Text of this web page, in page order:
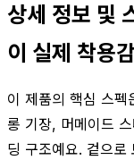
상세 정보 및
이 실제 착용
이 제품의 핵심 스펙
롱 기장, 머메이드
딩 구조예요. 겉으로